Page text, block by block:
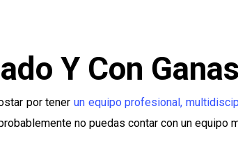
Y Con
por tener un equipo profesional,
no puedas contar con un equipo